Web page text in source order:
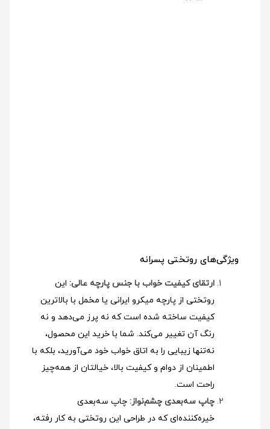
ویژگی‌های روتختی پسرانه
ارتقای کیفیت خواب با جنس پارچه عالی: این
روتختی از پارچه میکرو ایرانی یا مخمل با بالاترین
کیفیت ساخته شده است که نه پرز می‌دهد و نه
رنگ آن تغییر می‌کند. شما با خرید این محصول،
نه‌تنها زیبایی را به اتاق خواب خود می‌آورید، بلکه با
اطمینان از دوام و کیفیت بالا، خیالتان از همه‌چیز
راحت است.
چاپ سه‌بعدی چشم‌نواز: چاپ سه‌بعدی
خیره‌کننده‌ای که در طراحی این روتختی به کار رفته،